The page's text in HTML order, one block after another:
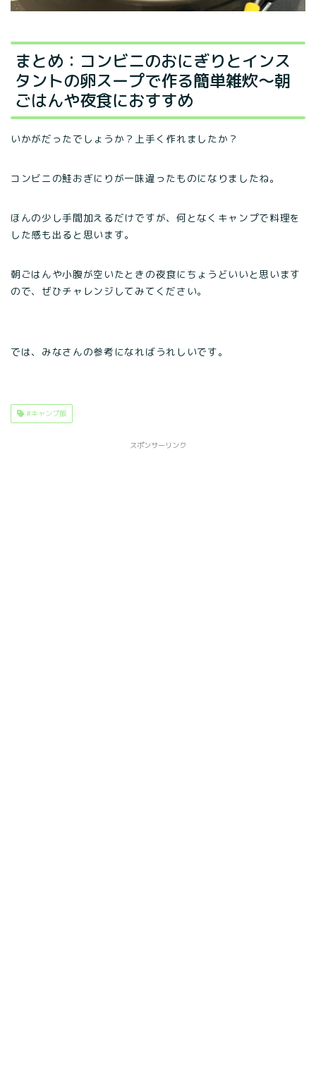
まとめ：コンビニのおにぎりとインス
タントの卵スープで作る簡単雑炊～朝
ごはんや夜食におすすめ
いかがだったでしょうか？上手く作れましたか？
コンビニの鮭おぎにりが一味違ったものになりましたね。
ほんの少し手間加えるだけですが、何となくキャンプで料理を
した感も出ると思います。
朝ごはんや小腹が空いたときの夜食にちょうどいいと思います
ので、ぜひチャレンジしてみてください。
では、みなさんの参考になればうれしいです。
#キャンプ飯
スポンサーリンク